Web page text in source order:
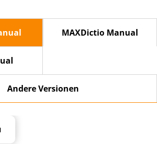
MAXDictio Manual
Andere Versionen